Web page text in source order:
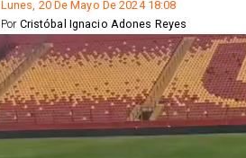
Lunes, 20 De Mayo De 2024 18:08
Cristóbal Ignacio Adones Reyes
Por